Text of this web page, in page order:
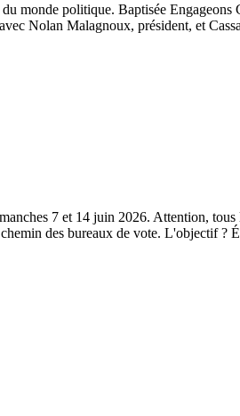
monde politique. Baptisée Engageons
Nolan Malagnoux, président, et
7 et 14 juin 2026. Attention, tous
des bureaux de vote. L'objectif ?